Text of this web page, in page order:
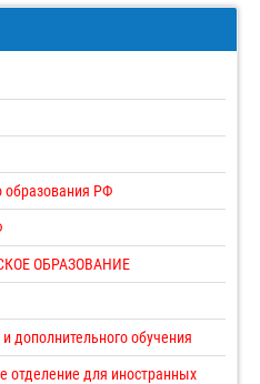
образования РФ
ОБРАЗОВАНИЕ
дополнительного обучения
отделение для иностранных